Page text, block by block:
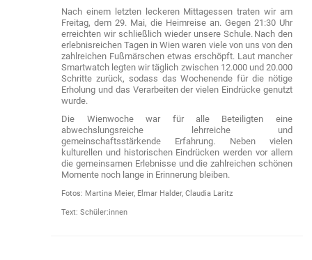
Nach einem letzten leckeren Mittagessen traten wir am
Freitag, dem 29. Mai, die Heimreise an. Gegen 21:30 Uhr
erreichten wir schließlich wieder unsere Schule. Nach den
erlebnisreichen Tagen in Wien waren viele von uns von den
zahlreichen Fußmärschen etwas erschöpft. Laut mancher
Smartwatch legten wir täglich zwischen 12.000 und 20.000
Schritte zurück, sodass das Wochenende für die nötige
Erholung und das Verarbeiten der vielen Eindrücke genutzt
wurde.
Die Wienwoche war für alle Beteiligten eine
abwechslungsreiche
lehrreiche und
gemeinschaftsstärkende Erfahrung. Neben vielen
kulturellen und historischen Eindrücken werden vor allem
die gemeinsamen Erlebnisse und die zahlreichen schönen
Momente noch lange in Erinnerung bleiben.
Fotos: Martina Meier, Elmar Halder, Claudia Laritz
Text: Schüler:innen